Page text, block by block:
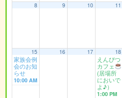
8
9 10 11
15
家族会例
会のお知
らせ
10:00 AM
16 17 18
えんぴつ
カフェ
(居場所
においで
よ♪）
1:00 PM